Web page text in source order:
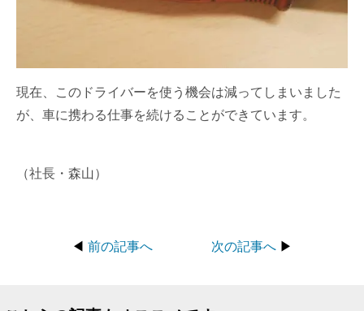
現在、このドライバーを使う機会は減ってしまいました
が、車に携わる仕事を続けることができています。
（社長・森山）
◀ 前の記事へ 次の記事へ ▶